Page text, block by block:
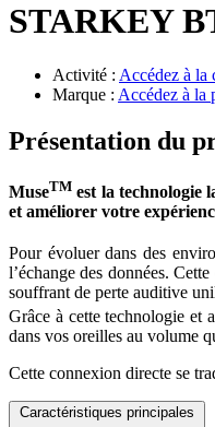
STARKEY
Activité : Accédez à la
Marque : Accédez à la
Présentation du
MuseTM est la technologie
et améliorer votre
Pour évoluer dans des
l’échange des données.
souffrant de perte auditive
Grâce à cette technologie et
dans vos oreilles au volume
Cette connexion directe se
Caractéristiques principales